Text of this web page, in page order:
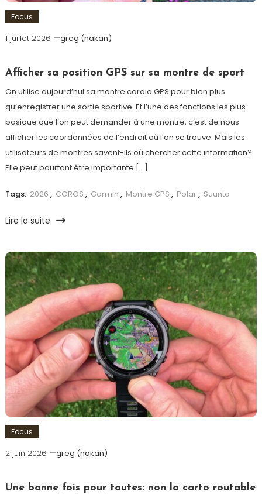
Focus
1 juillet 2026 greg (nakan)
Afficher sa position GPS sur sa montre de sport
On utilise aujourd’hui sa montre cardio GPS pour bien plus
qu’enregistrer une sortie sportive. Et l’une des fonctions les plus
basique que l’on peut demander à une montre, c’est de nous
afficher les coordonnées de l’endroit où l’on se trouve. Mais les
utilisateurs de montres savent-ils où chercher cette information?
Elle peut pourtant être importante […]
Tags: 2026 , COROS , Garmin , Montre GPS , Polar, Suunto
Lire la suite
Focus
2 juin 2026 greg (nakan)
Une bonne fois pour toutes: non la carto routable